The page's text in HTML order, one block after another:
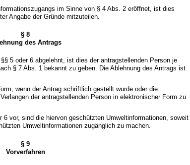
im Sinne von § 4 Abs. 2 eröffnet, ist dies
Angabe der Gründe mitzuteilen.
§ 8
des Antrags
5 oder 6 abgelehnt, ist dies der antragstellenden Person je
§ 7 Abs. 1 bekannt zu geben. Die Ablehnung des Antrags ist
wenn der Antrag schriftlich gestellt wurde oder die
der antragstellenden Person in elektronischer Form zu
6 vor, sind die hiervon geschützten Umweltinformationen, soweit
Umweltinformationen zugänglich zu machen.
§ 9
Vorverfahren